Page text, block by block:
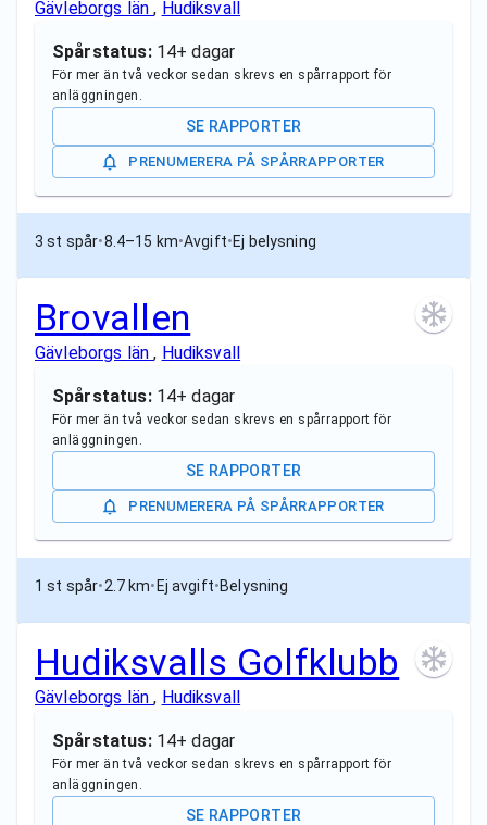
Gävleborgs län, Hudiksvall
Spårstatus: 14+ dagar
För mer än två veckor sedan skrevs en spårrapport för
anläggningen.
SE RAPPORTER
PRENUMERERA PÅ SPÅRRAPPORTER
3 st spår•8.4–15 km•Avgift•Ej belysning
Brovallen
Gävleborgs län, Hudiksvall
Spårstatus: 14+ dagar
För mer än två veckor sedan skrevs en spårrapport för
anläggningen.
SE RAPPORTER
PRENUMERERA PÅ SPÅRRAPPORTER
1 st spår•2.7 km• Ej avgift•Belysning
Hudiksvalls Golfklubb
Gävleborgs län, Hudiksvall
Spårstatus: 14+ dagar
För mer än två veckor sedan skrevs en spårrapport för
anläggningen.
SE RAPPORTER